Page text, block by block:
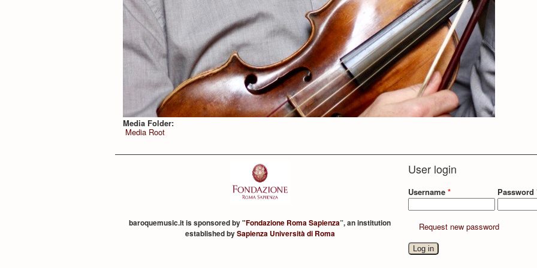
Media Folder:
Media Root
baroquemusic.it is sponsored by "Fondazione Roma Sapienza”, an institution
established bySapienza Università di Roma
User login
Username* Password
Request new password